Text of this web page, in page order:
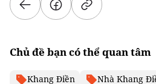
Chủ đề bạn có thể quan tâm
Khang Điền Nhà Khang